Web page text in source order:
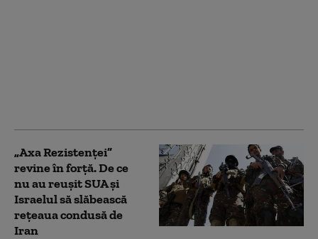
„Axa Rezistenței”
revine în forță. De ce
nu au reușit SUA și
Israelul să slăbească
rețeaua condusă de
Iran